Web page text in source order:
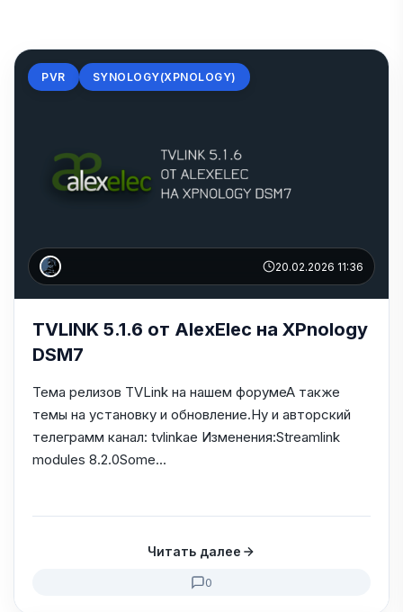
PVR SYNOLOGY(XPNOLOGY)
20.02.2026 11:36
TVLINK 5.1.6 от AlexElec на XPnology
DSM7
Тема релизов TVLink на нашем форумеА также
темы на установку и обновление.Ну и авторский
телеграмм канал: tvlinkae Изменения:Streamlink
modules 8.2.0Some...
Читать далее
0